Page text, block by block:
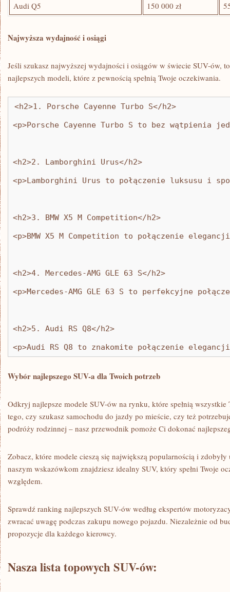
Audi Q5
150 000 zł
Najwyższa wydajność i osiągi
Jeśli szukasz najwyższej wydajności⁤ i osiągów w świecie SUV-ów,
najlepszych modeli, które z pewnością spełnią Twoje oczekiwania.
<h2>1. Porsche Cayenne Turbo S</h2>
<p>Porsche Cayenne Turbo S to bez wątpienia
<h2>2. Lamborghini Urus</h2>
<p>Lamborghini Urus to połączenie luksusu i
<h2>3. BMW X5 M Competition</h2>
<p>BMW X5 M Competition to połączenie
<h2>4. Mercedes-AMG GLE 63 S</h2>
<p>Mercedes-AMG GLE 63 S to perfekcyjne
<h2>5. Audi RS Q8</h2>
<p>Audi RS Q8 to znakomite połączenie
Wybór najlepszego SUV-a dla Twoich potrzeb
Odkryj najlepsze ⁢modele SUV-ów ⁢na rynku, które spełnią
tego,⁢ czy szukasz samochodu do⁣ jazdy po mieście, czy też
podróży rodzinnej – nasz przewodnik pomoże Ci dokonać⁢
Zobacz, które modele cieszą się największą popularnością i
naszym wskazówkom znajdziesz idealny SUV, który spełni Twoje
względem.
Sprawdź ranking najlepszych SUV-ów według ekspertów
zwracać uwagę ⁢podczas zakupu nowego pojazdu. Niezależnie od
propozycje dla każdego kierowcy.
Nasza lista ⁣topowych SUV-ów: